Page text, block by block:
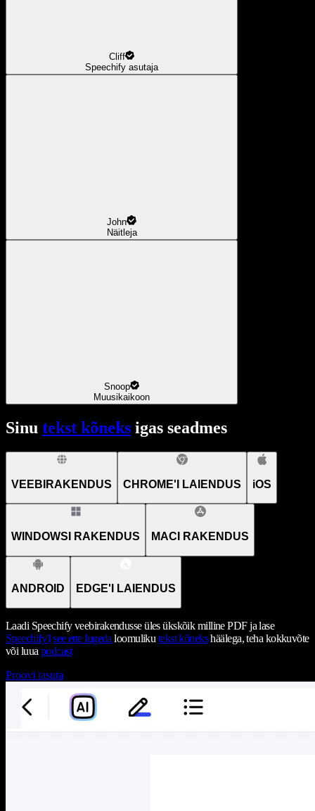
Cliff
Speechify asutaja
John
Näitleja
Snoop
Muusikaikoon
Sinu tekst kõneks igas seadmes
VEEBIRAKENDUS CHROME'I LAIENDUS iOS
WINDOWSI RAKENDUS MACI RAKENDUS
ANDROID EDGE'I LAIENDUS
Laadi Speechify veebirakendusse üles ükskõik milline PDF ja lase
Speechify'l see ette lugeda loomuliku tekst kõnekshäälega, teha kokkuvõte
või luua podcast
Proovi tasuta